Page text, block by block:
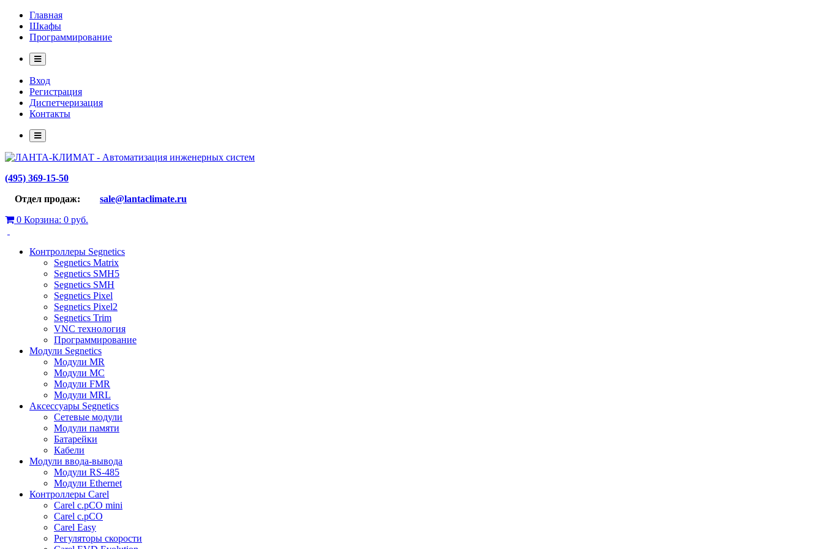
Главная
Шкафы
Программирование
Вход
Регистрация
Диспетчеризация
Контакты
(495) 369-15-50
Отдел продаж: sale@lantaclimate.ru
0 Корзина: 0 руб.
Контроллеры Segnetics
Segnetics Matrix
Segnetics SMH5
Segnetics SMH
Segnetics Pixel
Segnetics Pixel2
Segnetics Trim
VNC технология
Программирование
Модули Segnetics
Модули MR
Модули MC
Модули FMR
Модули MRL
Аксессуары Segnetics
Сетевые модули
Модули памяти
Батарейки
Кабели
Модули ввода-вывода
Модули RS-485
Модули Ethernet
Контроллеры Carel
Carel c.pCO mini
Carel c.pCO
Carel Easy
Регуляторы скорости